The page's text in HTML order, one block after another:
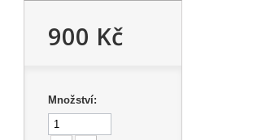
900 Kč
Množství: